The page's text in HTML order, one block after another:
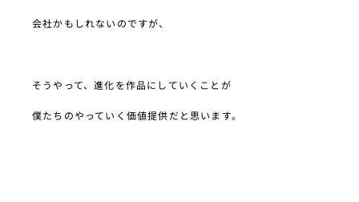
会社かもしれないのですが、
そうやって、進化を作品にしていくことが
僕たちのやっていく価値提供だと思います。